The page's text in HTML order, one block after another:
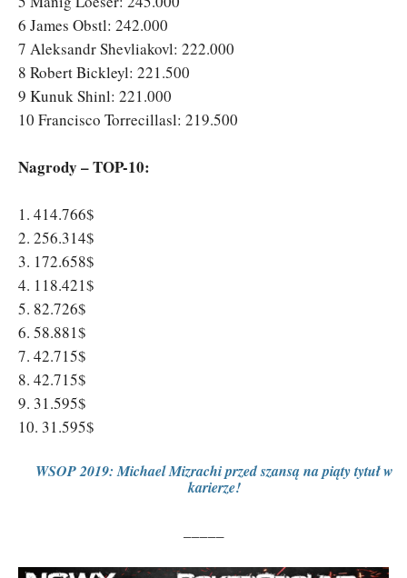
6 James Obstl: 242.000
7 Aleksandr Shevliakovl: 222.000
8 Robert Bickleyl: 221.500
9 Kunuk Shinl: 221.000
10 Francisco Torrecillasl: 219.500
Nagrody – TOP-10:
1. 414.766$
2. 256.314$
3. 172.658$
4. 118.421$
5. 82.726$
6. 58.881$
7. 42.715$
8. 42.715$
9. 31.595$
10. 31.595$
WSOP 2019: Michael Mizrachi przed szansą na piąty tytuł w
karierze!